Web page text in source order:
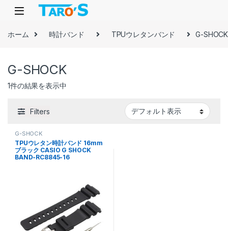
Skip to navigation
Skip to content
ホーム 時計バンド TPUウレタンバンド G-SHOCK
G-SHOCK
1件の結果を表示中
Filters
G-SHOCK
TPUウレタン時計バンド 16mm
ブラック CASIO G SHOCK
BAND-RC8845-16